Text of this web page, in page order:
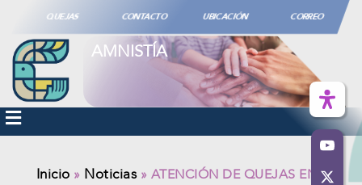
QUEJAS CONTACTO UBICACIÓN CORREO
AMNISTÍA
Inicio » Noticias» ATENCIÓN DE QUEJAS EN